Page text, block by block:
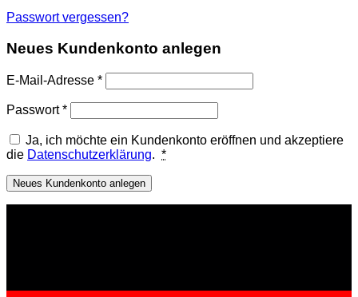
Passwort vergessen?
Neues Kundenkonto anlegen
E-Mail-Adresse *Erforderlich
Passwort*Erforderlich
Ja, ich möchte ein Kundenkonto eröffnen und akzeptiere
die Datenschutzerklärung. *
Neues Kundenkonto anlegen